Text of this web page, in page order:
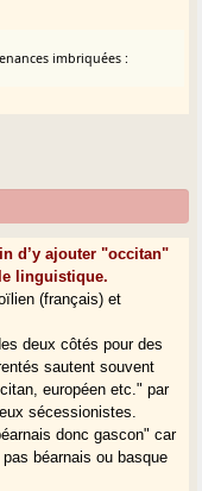
imbriquées :
d’y ajouter "occitan"
linguistique.
(français) et
deux côtés pour des
sautent souvent
européen etc." par
sécessionistes.
donc gascon" car
béarnais ou basque